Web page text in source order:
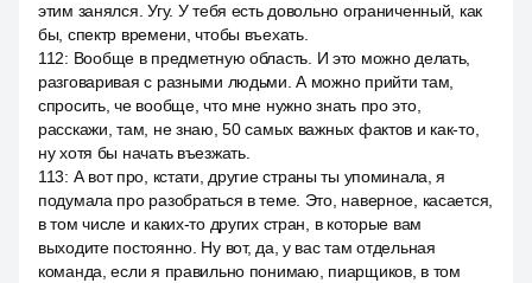
этим занялся. Угу. У тебя есть довольно ограниченный, как
бы, спектр времени, чтобы въехать.
112: Вообще в предметную область. И это можно делать,
разговаривая с разными людьми. А можно прийти там,
спросить, че вообще, что мне нужно знать про это,
расскажи, там, не знаю, 50 самых важных фактов и как-то,
ну хотя бы начать въезжать.
113: А вот про, кстати, другие страны ты упоминала, я
подумала про разобраться в теме. Это, наверное, касается,
в том числе и каких-то других стран, в которые вам
выходите постоянно. Ну вот, да, у вас там отдельная
команда, если я правильно понимаю, пиарщиков, в том